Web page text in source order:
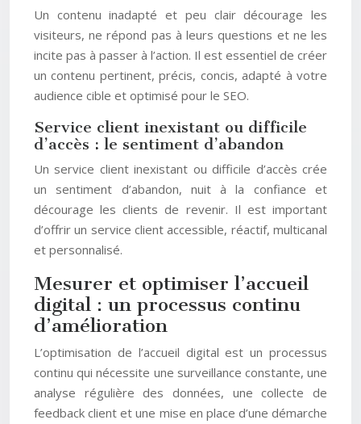
Un contenu inadapté et peu clair décourage les
visiteurs, ne répond pas à leurs questions et ne les
incite pas à passer à l’action. Il est essentiel de créer
un contenu pertinent, précis, concis, adapté à votre
audience cible et optimisé pour le SEO.
Service client inexistant ou difficile
d’accès : le sentiment d’abandon
Un service client inexistant ou difficile d’accès crée
un sentiment d’abandon, nuit à la confiance et
décourage les clients de revenir. Il est important
d’offrir un service client accessible, réactif, multicanal
et personnalisé.
Mesurer et optimiser l’accueil
digital : un processus continu
d’amélioration
L’optimisation de l’accueil digital est un processus
continu qui nécessite une surveillance constante, une
analyse régulière des données, une collecte de
feedback client et une mise en place d’une démarche